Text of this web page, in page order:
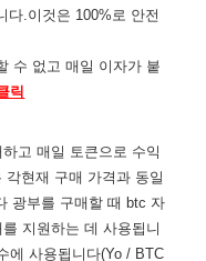
다.이것은 100%로 안전
수 없고 매일 이자가 붙
릭
고 매일 토큰으로 수익
현재 구매 가격과 동일
광부를 구매할 때 btc 자
지원하는 데 사용됩니
에 사용됩니다(Yo / BTC